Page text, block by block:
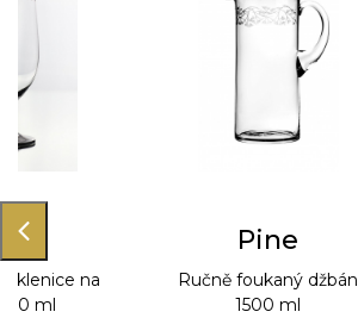
sklenice na
ml
Pine
Ručně foukaný džbán
1500 ml